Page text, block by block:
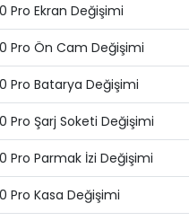
Pro Ekran Değişimi
Pro Ön Cam Değişimi
Pro Batarya Değişimi
Pro Şarj Soketi Değişimi
Pro Parmak İzi Değişimi
Pro Kasa Değişimi